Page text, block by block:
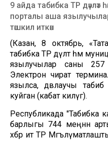
9 айда табибка ТР дәүләт
порталы аша
тәшкил иткән
(Казан, 8 октябрь,
табибка ТР дәүләт һәм
язылучылар саны
Электрон чират
язылса, дәвлаучы
куйган (кабат килүгә).
Республикада "Табибка
барлыгы 744 меңнән
хәбәр итә ТР